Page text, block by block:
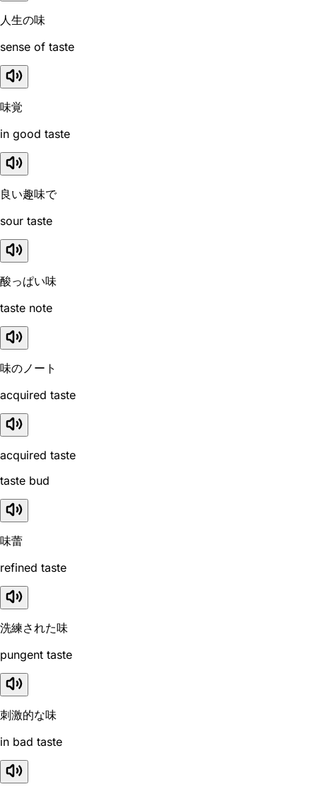
人生の味
sense of taste
味覚
in good taste
良い趣味で
sour taste
酸っぱい味
taste note
味のノート
acquired taste
acquired taste
taste bud
味蕾
refined taste
洗練された味
pungent taste
刺激的な味
in bad taste